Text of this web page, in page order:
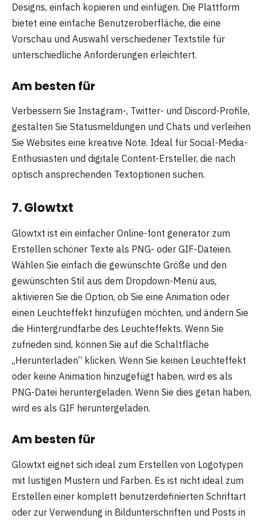
Designs, einfach kopieren und einfügen. Die Plattform
bietet eine einfache Benutzeroberfläche, die eine
Vorschau und Auswahl verschiedener Textstile für
unterschiedliche Anforderungen erleichtert.
Am besten für
Verbessern Sie Instagram-, Twitter- und Discord-Profile,
gestalten Sie Statusmeldungen und Chats und verleihen
Sie Websites eine kreative Note. Ideal für Social-Media-
Enthusiasten und digitale Content-Ersteller, die nach
optisch ansprechenden Textoptionen suchen.
7. Glowtxt
Glowtxt ist ein einfacher Online-font generator zum
Erstellen schöner Texte als PNG- oder GIF-Dateien.
Wählen Sie einfach die gewünschte Größe und den
gewünschten Stil aus dem Dropdown-Menü aus,
aktivieren Sie die Option, ob Sie eine Animation oder
einen Leuchteffekt hinzufügen möchten, und ändern Sie
die Hintergrundfarbe des Leuchteffekts. Wenn Sie
zufrieden sind, können Sie auf die Schaltfläche
„Herunterladen“ klicken. Wenn Sie keinen Leuchteffekt
oder keine Animation hinzugefügt haben, wird es als
PNG-Datei heruntergeladen. Wenn Sie dies getan haben,
wird es als GIF heruntergeladen.
Am besten für
Glowtxt eignet sich ideal zum Erstellen von Logotypen
mit lustigen Mustern und Farben. Es ist nicht ideal zum
Erstellen einer komplett benutzerdefinierten Schriftart
oder zur Verwendung in Bildunterschriften und Posts in